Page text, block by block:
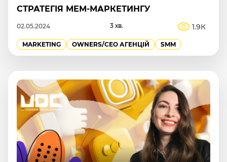
СТРАТЕГІЯ МЕМ-МАРКЕТИНГУ
02.05.2024 3 хв. 1.9К
MARKETING OWNERS/СEO АГЕНЦІЙ SMM